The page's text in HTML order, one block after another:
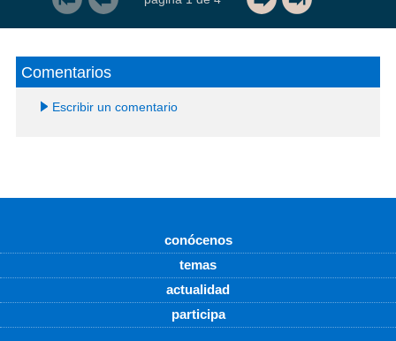
Comentarios
Escribir un comentario
conócenos
temas
actualidad
participa